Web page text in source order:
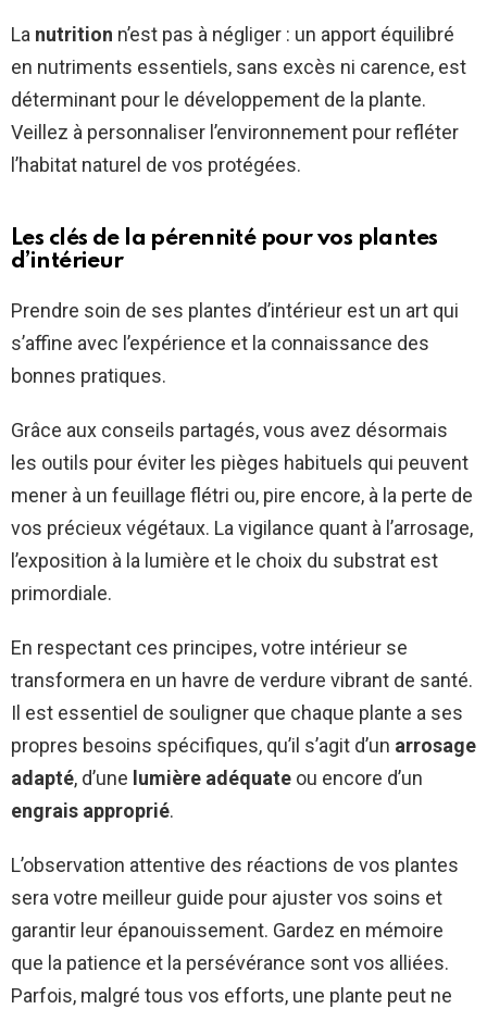
La nutrition n’est pas à négliger : un apport équilibré
en nutriments essentiels, sans excès ni carence, est
déterminant pour le développement de la plante.
Veillez à personnaliser l’environnement pour refléter
l’habitat naturel de vos protégées.
Les clés de la pérennité pour vos plantes
d’intérieur
Prendre soin de ses plantes d’intérieur est un art qui
s’affine avec l’expérience et la connaissance des
bonnes pratiques.
Grâce aux conseils partagés, vous avez désormais
les outils pour éviter les pièges habituels qui peuvent
mener à un feuillage flétri ou, pire encore, à la perte de
vos précieux végétaux. La vigilance quant à l’arrosage,
l’exposition à la lumière et le choix du substrat est
primordiale.
En respectant ces principes, votre intérieur se
transformera en un havre de verdure vibrant de santé.
Il est essentiel de souligner que chaque plante a ses
propres besoins spécifiques, qu’il s’agit d’un arrosage
adapté, d’une lumière adéquate ou encore d’un
engrais approprié.
L’observation attentive des réactions de vos plantes
sera votre meilleur guide pour ajuster vos soins et
garantir leur épanouissement. Gardez en mémoire
que la patience et la persévérance sont vos alliées.
Parfois, malgré tous vos efforts, une plante peut ne